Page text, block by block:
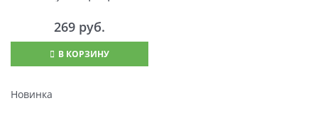
269 руб.
В КОРЗИНУ
Новинка